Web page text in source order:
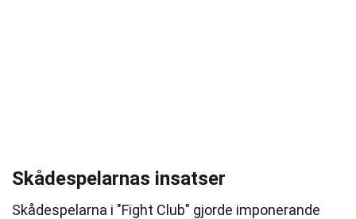
Skådespelarnas insatser
Skådespelarna i "Fight Club" gjorde imponerande